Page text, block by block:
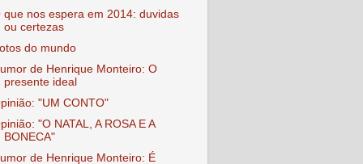
que nos espera em 2014: duvidas
ou certezas
do mundo
de Henrique Monteiro: O
presente ideal
"UM CONTO"
"O NATAL, A ROSA E A
BONECA"
de Henrique Monteiro: É